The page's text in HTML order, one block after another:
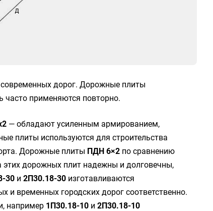
дорог. Дорожные плиты
часто применяются повторно.
— обладают усиленным армированием,
плиты используются для строительства
Дорожные плиты ПДН 6×2 по сравнению
дорожных плит надежны и долговечны,
30 и 2П30.18-30 изготавливаются
временных городских дорог соответственно.
например 1П30.18-10 и 2П30.18-10